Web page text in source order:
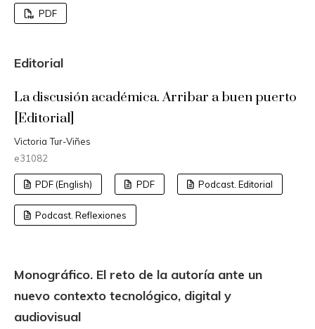
PDF
Editorial
La discusión académica. Arribar a buen puerto
[Editorial]
Victoria Tur-Viñes
e31082
PDF (English) PDF Podcast. Editorial
Podcast. Reflexiones
Monográfico. El reto de la autoría ante un
nuevo contexto tecnológico, digital y
audiovisual